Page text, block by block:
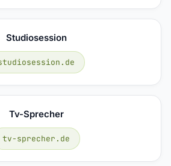
Studiosession
Tv-Sprecher
tv-sprecher.de